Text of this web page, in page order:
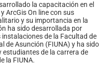
la capacitación en el
ArcGis On line con sus
y su importancia en la
ha sido desarrollada por
instalaciones de la Facultad de
de Asunción (FIUNA) y ha sido
de la carrera de
la FIUNA.